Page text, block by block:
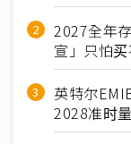
2027全年
宣」只怕
英特尔
2028准时